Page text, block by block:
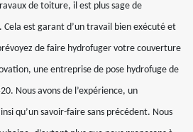
de toiture, il est plus sage de
Cela est garant d’un travail bien exécuté et
de faire hydrofuger votre couverture
une entreprise de pose hydrofuge de
Nous avons de l’expérience, un
qu’un savoir-faire sans précédent. Nous